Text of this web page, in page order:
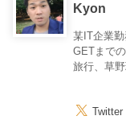
Kyon
某IT企業
GETまで
旅行、草野
Twitter